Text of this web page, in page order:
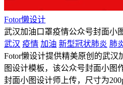
Fotor懒设计
武汉加油口罩疫情公众号封面小
武汉 疫情 加油 新型冠状肺炎 肺
Fotor懒设计提供精美原创的武汉
图设计模板，该公众号封面小图
封面小图设计师上传，尺寸为